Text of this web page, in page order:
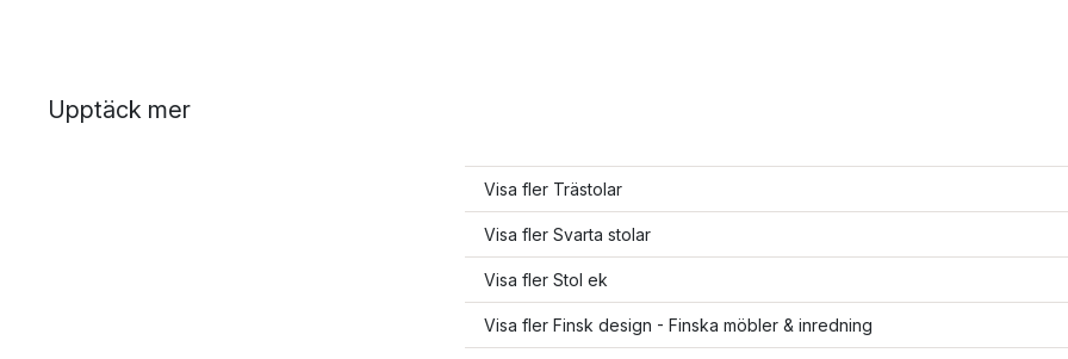
Upptäck mer
Visa fler Trästolar
Visa fler Svarta stolar
Visa fler Stol ek
Visa fler Finsk design - Finska möbler & inredning